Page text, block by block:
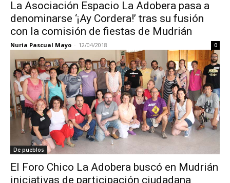
La Asociación Espacio La Adobera pasa a
denominarse ‘¡Ay Cordera!’ tras su fusión
con la comisión de fiestas de Mudrián
Nuria Pascual Mayo - 12/04/2018 0
De pueblos
El Foro Chico La Adobera buscó en Mudrián
iniciativas de participación ciudadana